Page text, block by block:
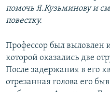
помочь Я.Кузьминову и
повестку.
Профессор был выловлен
которой оказались две
После задержания в его
отрезанная голова его